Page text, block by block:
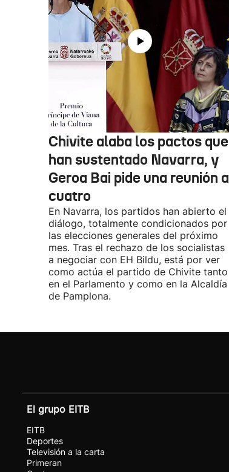
Chivite alaba los pactos que
han sustentado Navarra, y
Geroa Bai pide una reunión a
cuatro
En Navarra, los partidos han abierto el
diálogo, totalmente condicionados por
las elecciones generales del próximo
mes. Tras el rechazo de los socialistas
a negociar con EH Bildu, está por ver
como actúa el partido de Chivite tanto
en el Parlamento y como en la Alcaldía
de Pamplona.
El grupo EITB
EITB
Deportes
Televisión a la carta
Primeran